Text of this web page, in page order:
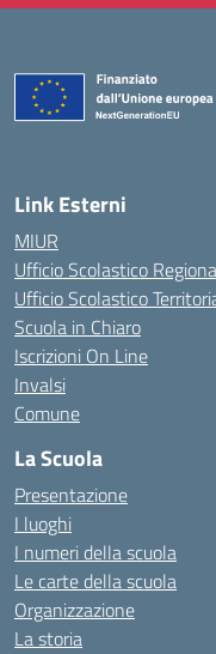
Link Esterni
MIUR
Ufficio Scolastico
Ufficio Scolastico
Scuola in Chiaro
Iscrizioni On Line
Invalsi
Comune
La Scuola
Presentazione
I luoghi
I numeri della scuola
Le carte della scuola
Organizzazione
La storia